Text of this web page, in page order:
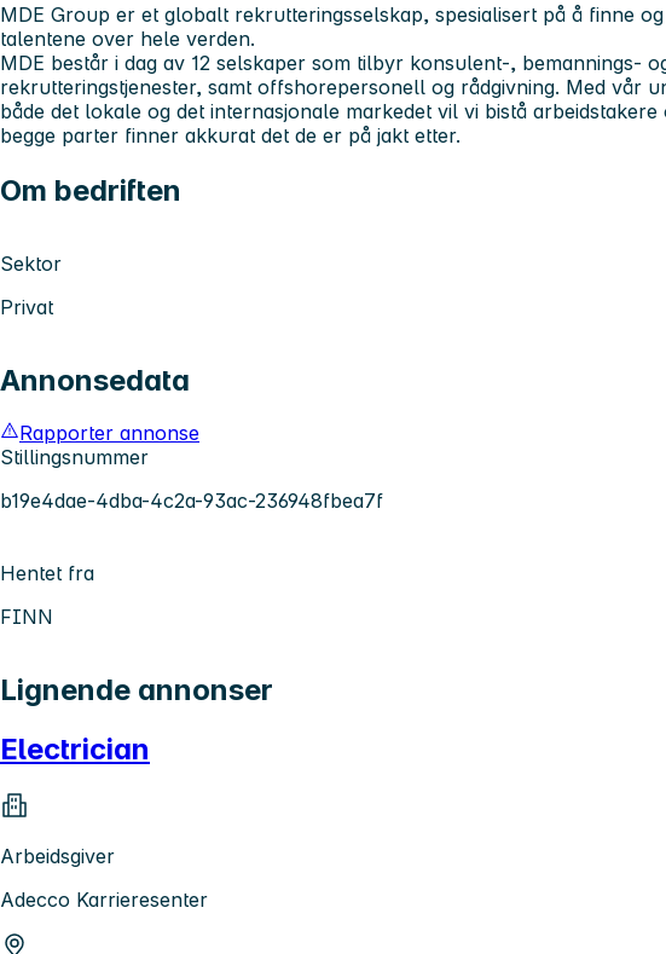
MDE Group er et globalt rekrutteringsselskap, spesialisert på å finne
talentene over hele verden.
MDE består i dag av 12 selskaper som tilbyr konsulent-, bemannings-
rekrutteringstjenester, samt offshorepersonell og rådgivning. Med vår
både det lokale og det internasjonale markedet vil vi bistå
begge parter finner akkurat det de er på jakt etter.
Om bedriften
Sektor
Privat
Annonsedata
Rapporter annonse
Stillingsnummer
b19e4dae-4dba-4c2a-93ac-236948fbea7f
Hentet fra
FINN
Lignende annonser
Electrician
Arbeidsgiver
Adecco Karrieresenter